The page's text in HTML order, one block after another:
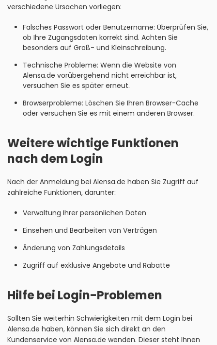
verschiedene Ursachen vorliegen:
Falsches Passwort oder Benutzername: Überprüfen Sie,
ob Ihre Zugangsdaten korrekt sind. Achten Sie
besonders auf Groß- und Kleinschreibung.
Technische Probleme: Wenn die Website von
Alensa.de vorübergehend nicht erreichbar ist,
versuchen Sie es später erneut.
Browserprobleme: Löschen Sie Ihren Browser-Cache
oder versuchen Sie es mit einem anderen Browser.
Weitere wichtige Funktionen
nach dem Login
Nach der Anmeldung bei Alensa.de haben Sie Zugriff auf
zahlreiche Funktionen, darunter:
Verwaltung Ihrer persönlichen Daten
Einsehen und Bearbeiten von Verträgen
Änderung von Zahlungsdetails
Zugriff auf exklusive Angebote und Rabatte
Hilfe bei Login-Problemen
Sollten Sie weiterhin Schwierigkeiten mit dem Login bei
Alensa.de haben, können Sie sich direkt an den
Kundenservice von Alensa.de wenden. Dieser steht Ihnen